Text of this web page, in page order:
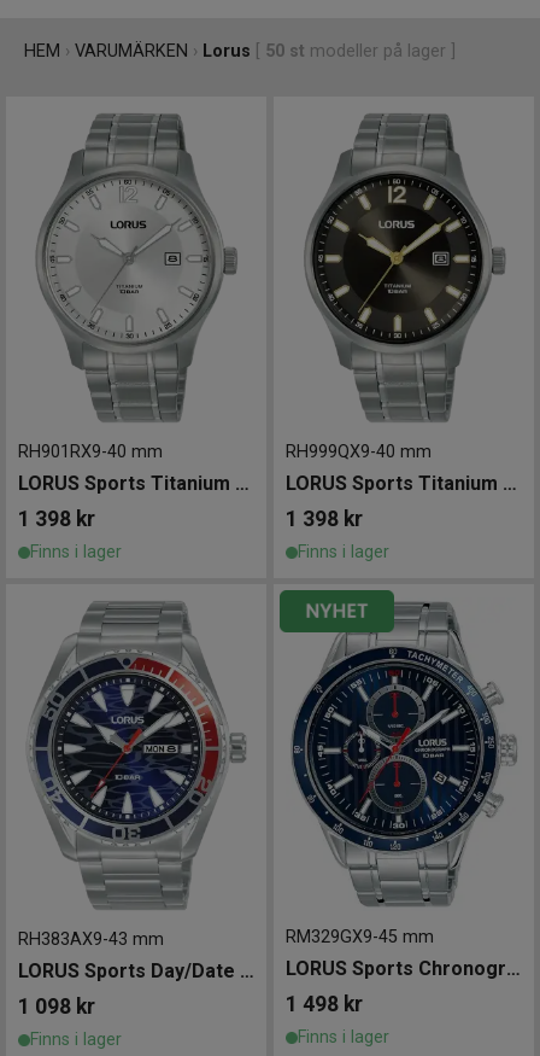
alarm, digital visning och duodisplay.
HEM › VARUMÄRKEN › Lorus 50 st modeller på lager ]
RH901RX9-40 mm
LORUS Sports Titanium 40mm
1 398 kr
Finns i lager
RH999QX9-40 mm
LORUS Sports Titanium 40mm
1 398 kr
Finns i lager
RH383AX9-43 mm
LORUS Sports Day/Date 43mm
1 098 kr
Finns i lager
RM329GX9-45 mm
LORUS Sports Chronograph 45mm
1 498 kr
Finns i lager